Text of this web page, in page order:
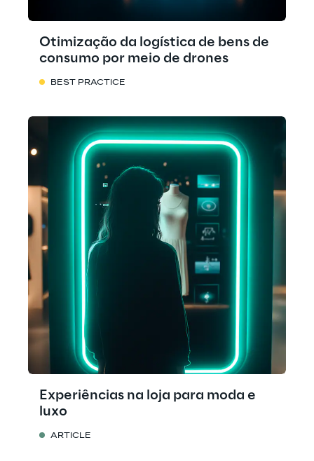
Otimização da logística de bens de
consumo por meio de drones
BEST PRACTICE
Experiências na loja para moda e
luxo
ARTICLE